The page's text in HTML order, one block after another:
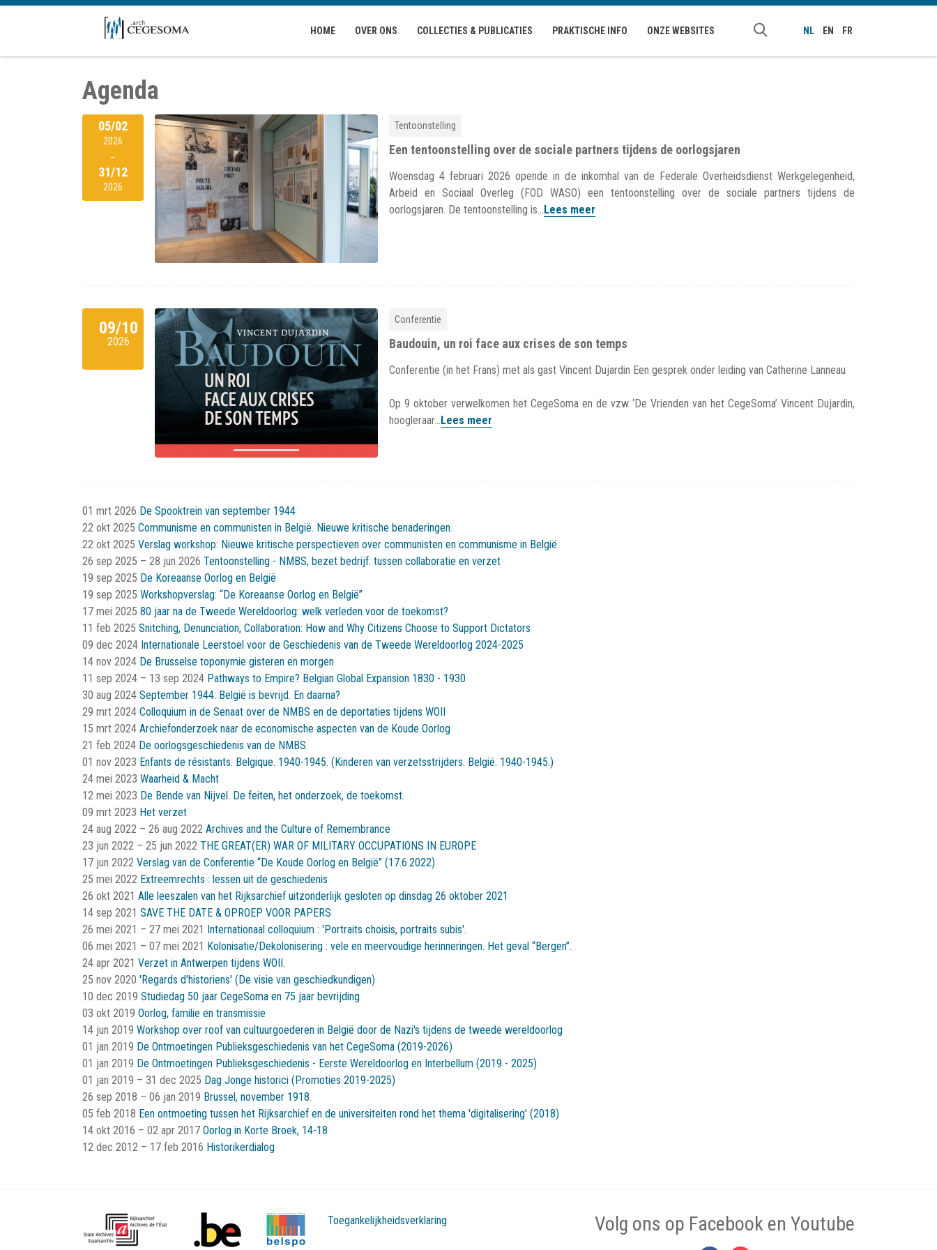
Overslaan en naar de inhoud gaan
HOME OVER ONS COLLECTIES & PUBLICATIES PRAKTISCHE INFO ONZE WEBSITES NL EN FR
Agenda
Tentoonstelling
Een tentoonstelling over de sociale partners tijdens de oorlogsjaren
Woensdag 4 februari 2026 opende in de inkomhal van de Federale Overheidsdienst Werkgelegenheid,
Arbeid en Sociaal Overleg (FOD WASO) een tentoonstelling over de sociale partners tijdens de
oorlogsjaren. De tentoonstelling is...Lees meer
05/02
2026
–
31/12
2026
Conferentie
Baudouin, un roi face aux crises de son temps
Conferentie (in het Frans) met als gast Vincent Dujardin Een gesprek onder leiding van Catherine Lanneau
Op 9 oktober verwelkomen het CegeSoma en de vzw ‘De Vrienden van het CegeSoma’ Vincent Dujardin,
hoogleraar... Lees meer
09/10
2026
01 mrt 2026 De Spooktrein van september 1944
22 okt 2025 Communisme en communisten in België. Nieuwe kritische benaderingen.
22 okt 2025 Verslag workshop: Nieuwe kritische perspectieven over communisten en communisme in België.
26 sep 2025 – 28 jun 2026 Tentoonstelling - NMBS, bezet bedrijf: tussen collaboratie en verzet
19 sep 2025 De Koreaanse Oorlog en België
19 sep 2025 Workshopverslag: “De Koreaanse Oorlog en België”
17 mei 2025 80 jaar na de Tweede Wereldoorlog: welk verleden voor de toekomst?
11 feb 2025 Snitching, Denunciation, Collaboration: How and Why Citizens Choose to Support Dictators
09 dec 2024 Internationale Leerstoel voor de Geschiedenis van de Tweede Wereldoorlog 2024-2025
14 nov 2024 De Brusselse toponymie gisteren en morgen
11 sep 2024 – 13 sep 2024 Pathways to Empire? Belgian Global Expansion 1830 - 1930
30 aug 2024 September 1944: België is bevrijd. En daarna?
29 mrt 2024 Colloquium in de Senaat over de NMBS en de deportaties tijdens WOII
15 mrt 2024 Archiefonderzoek naar de economische aspecten van de Koude Oorlog
21 feb 2024 De oorlogsgeschiedenis van de NMBS
01 nov 2023 Enfants de résistants. Belgique. 1940-1945. (Kinderen van verzetsstrijders. België. 1940-1945.)
24 mei 2023 Waarheid & Macht
12 mei 2023 De Bende van Nijvel. De feiten, het onderzoek, de toekomst.
09 mrt 2023 Het verzet
24 aug 2022 – 26 aug 2022 Archives and the Culture of Remembrance
23 jun 2022 – 25 jun 2022 THE GREAT(ER) WAR OF MILITARY OCCUPATIONS IN EUROPE
17 jun 2022 Verslag van de Conferentie “De Koude Oorlog en België” (17.6.2022)
25 mei 2022 Extreemrechts : lessen uit de geschiedenis
26 okt 2021 Alle leeszalen van het Rijksarchief uitzonderlijk gesloten op dinsdag 26 oktober 2021
14 sep 2021 SAVE THE DATE & OPROEP VOOR PAPERS
26 mei 2021 – 27 mei 2021 Internationaal colloquium : 'Portraits choisis, portraits subis'.
06 mei 2021 – 07 mei 2021 Kolonisatie/Dekolonisering : vele en meervoudige herinneringen. Het geval “Bergen”.
24 apr 2021 Verzet in Antwerpen tijdens WOII.
25 nov 2020 'Regards d'historiens' (De visie van geschiedkundigen)
10 dec 2019 Studiedag 50 jaar CegeSoma en 75 jaar bevrijding
03 okt 2019 Oorlog, familie en transmissie
14 jun 2019 Workshop over roof van cultuurgoederen in België door de Nazi's tijdens de tweede wereldoorlog
01 jan 2019 De Ontmoetingen Publieksgeschiedenis van het CegeSoma (2019-2026)
01 jan 2019 De Ontmoetingen Publieksgeschiedenis - Eerste Wereldoorlog en Interbellum (2019 - 2025)
01 jan 2019 – 31 dec 2025 Dag Jonge historici (Promoties 2019-2025)
26 sep 2018 – 06 jan 2019 Brussel, november 1918.
05 feb 2018 Een ontmoeting tussen het Rijksarchief en de universiteiten rond het thema 'digitalisering' (2018)
14 okt 2016 – 02 apr 2017 Oorlog in Korte Broek, 14-18
12 dec 2012 – 17 feb 2016 Historikerdialog
Toegankelijkheidsverklaring Volg ons op Facebook en Youtube